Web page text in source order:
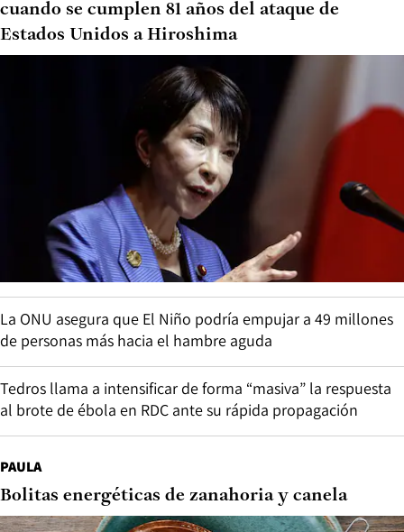
cuando se cumplen 81 años del ataque de
Estados Unidos a Hiroshima
La ONU asegura que El Niño podría empujar a 49 millones
de personas más hacia el hambre aguda
Tedros llama a intensificar de forma “masiva” la respuesta
al brote de ébola en RDC ante su rápida propagación
PAULA
Bolitas energéticas de zanahoria y canela